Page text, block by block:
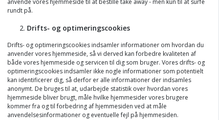
anvende vores hjemmeside til at bestille take away - men kun til at surfe
rundt på.
Drifts- og optimeringscookies
Drifts- og optimeringscookies indsamler informationer om hvordan du
anvender vores hjemmeside, så vi derved kan forbedre kvaliteten af
både vores hjemmeside og servicen til dig som bruger. Vores drifts- og
optimeringscookies indsamler ikke nogle informationer som potentielt
kan identificerer dig, så derfor er alle informationer der indsamles
anonymt. De bruges til at, udarbejde statistik over hvordan vores
hjemmeside bliver brugt, måle hvilke hjemmesider vores brugere
kommer fra og til forbedring af hjemmesiden ved at måle
anvendelsesinformationer og eventuelle fejl på hjemmesiden.